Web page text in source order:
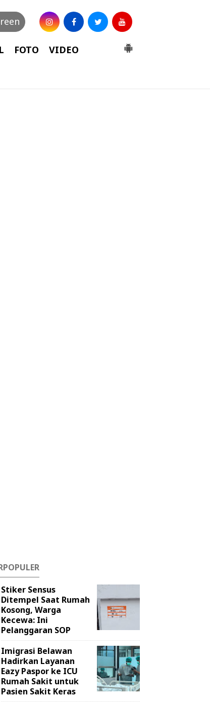
FOTO VIDEO
Stiker Sensus
Ditempel Saat Rumah
Kosong, Warga
Kecewa: Ini
Pelanggaran SOP
Imigrasi Belawan
Hadirkan Layanan
Eazy Paspor ke ICU
Rumah Sakit untuk
Pasien Sakit Keras